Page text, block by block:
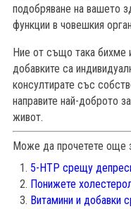
подобряване на вашето
функции в човешкия
Ние от също така бихме
добавките са
консултирате със
направите най-доброто
живот.
Може да прочетете още
5-HTP срещу
Понижете
Витамини и добавки